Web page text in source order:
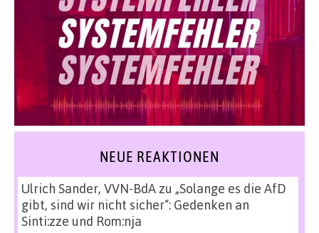
NEUE REAKTIONEN
Ulrich Sander, VVN-BdAzu „Solange es die AfD
gibt, sind wir nicht sicher“: Gedenken an
Sinti:zze und Rom:nja